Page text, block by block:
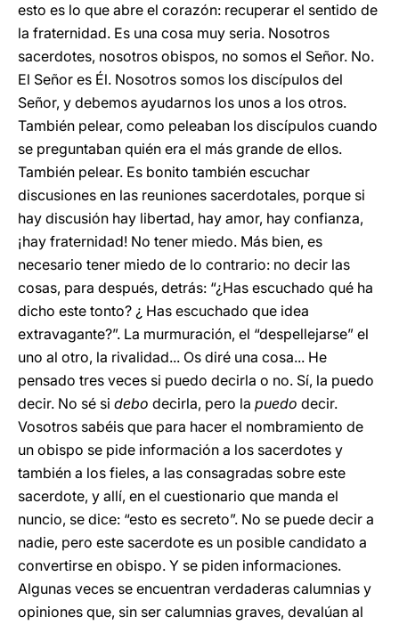
esto es lo que abre el corazón: recuperar el sentido de
la fraternidad. Es una cosa muy seria. Nosotros
sacerdotes, nosotros obispos, no somos el Señor. No.
El Señor es Él. Nosotros somos los discípulos del
Señor, y debemos ayudarnos los unos a los otros.
También pelear, como peleaban los discípulos cuando
se preguntaban quién era el más grande de ellos.
También pelear. Es bonito también escuchar
discusiones en las reuniones sacerdotales, porque si
hay discusión hay libertad, hay amor, hay confianza,
¡hay fraternidad! No tener miedo. Más bien, es
necesario tener miedo de lo contrario: no decir las
cosas, para después, detrás: “¿Has escuchado qué ha
dicho este tonto? ¿ Has escuchado que idea
extravagante?”. La murmuración, el “despellejarse” el
uno al otro, la rivalidad... Os diré una cosa... He
pensado tres veces si puedo decirla o no. Sí, la puedo
decir. No sé si debo decirla, pero la puedo decir.
Vosotros sabéis que para hacer el nombramiento de
un obispo se pide información a los sacerdotes y
también a los fieles, a las consagradas sobre este
sacerdote, y allí, en el cuestionario que manda el
nuncio, se dice: “esto es secreto”. No se puede decir a
nadie, pero este sacerdote es un posible candidato a
convertirse en obispo. Y se piden informaciones.
Algunas veces se encuentran verdaderas calumnias y
opiniones que, sin ser calumnias graves, devalúan al